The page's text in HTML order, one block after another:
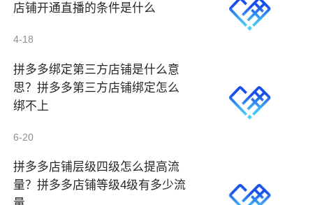
店铺开通直播的条件是什么
4-18
拼多多绑定第三方店铺是什么意
思？拼多多第三方店铺绑定怎么
绑不上
6-20
拼多多店铺层级四级怎么提高流
量？拼多多店铺等级4级有多少流